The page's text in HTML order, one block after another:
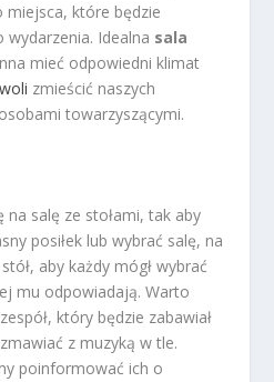
miejsca, które będzie
wydarzenia. Idealna sala
mieć odpowiedni klimat
zmieścić naszych
towarzyszącymi.
salę ze stołami, tak aby
posiłek lub wybrać salę, na
aby każdy mógł wybrać
mu odpowiadają. Warto
który będzie zabawiał
z muzyką w tle.
poinformować ich o